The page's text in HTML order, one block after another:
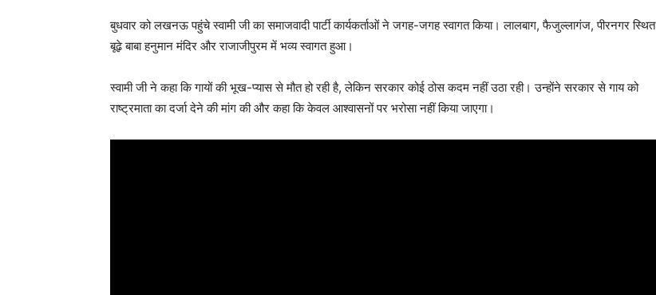
बुधवार को लखनऊ पहुंचे स्वामी जी का समाजवादी पार्टी कार्यकर्ताओं ने जगह-जगह स्वागत किया। लालबाग, फैजुल्लागंज, पीरनगर स्थित
बूढ़े बाबा हनुमान मंदिर और राजाजीपुरम में भव्य स्वागत हुआ।
स्वामी जी ने कहा कि गायों की भूख-प्यास से मौत हो रही है, लेकिन सरकार कोई ठोस कदम नहीं उठा रही। उन्होंने सरकार से गाय को
राष्ट्रमाता का दर्जा देने की मांग की और कहा कि केवल आश्वासनों पर भरोसा नहीं किया जाएगा।